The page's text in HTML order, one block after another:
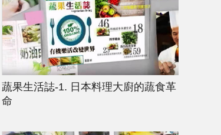
蔬果生活誌-1. 日本料理大廚的蔬食革
命